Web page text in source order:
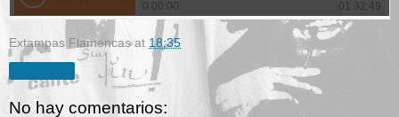
Extampas Flamencas at 18:35
No hay comentarios: